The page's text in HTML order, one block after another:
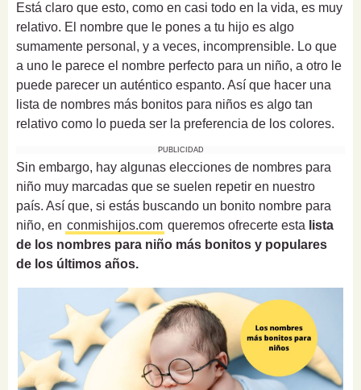
Está claro que esto, como en casi todo en la vida, es muy
relativo. El nombre que le pones a tu hijo es algo
sumamente personal, y a veces, incomprensible. Lo que
a uno le parece el nombre perfecto para un niño, a otro le
puede parecer un auténtico espanto. Así que hacer una
lista de nombres más bonitos para niños es algo tan
relativo como lo pueda ser la preferencia de los colores.
PUBLICIDAD
Sin embargo, hay algunas elecciones de nombres para
niño muy marcadas que se suelen repetir en nuestro
país. Así que, si estás buscando un bonito nombre para
niño, en conmishijos.com queremos ofrecerte esta lista
de los nombres para niño más bonitos y populares
de los últimos años.